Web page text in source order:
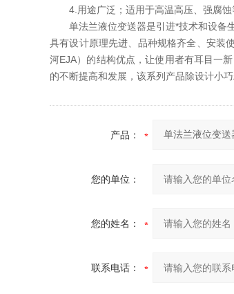
4.用途广泛；适用于高温高压、强腐蚀
单法兰液位变送器是引进*技术和设备生
具有设计原理先进、品种规格齐全、安装
河EJA）的结构优点，让使用者有耳目一
的不断提高和发展，该系列产品除设计小
产品：
您的单位：
您的姓名：
联系电话：